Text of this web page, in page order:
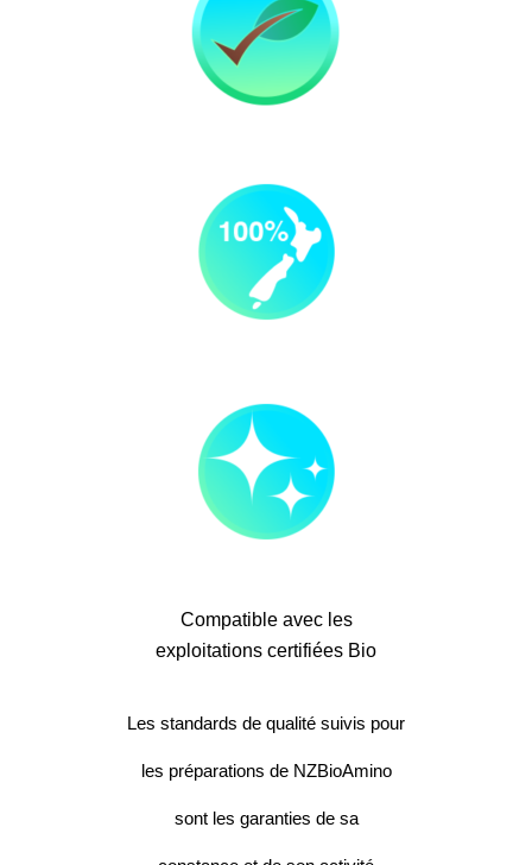
Compatible avec les
exploitations certifiées Bio
Les standards de qualité suivis pour
les préparations de NZBioAmino
sont les garanties de sa